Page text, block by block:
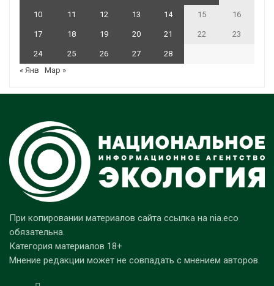
10 11 12 13 14 15 16
17 18 19 20 21 22 23
24 25 26 27
28
« Янв
Мар »
При копировании материалов сайта ссылка на nia.eco
обязательна.
Категория материалов 18+
Мнение редакции может не совпадать с мнением авторов.